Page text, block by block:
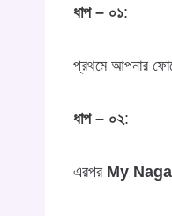
ধাপ – ০১:
প্রথমে আপনার
ধাপ – ০২:
এরপর My